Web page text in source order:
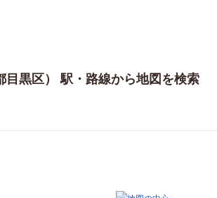
目黒区） 駅・路線から地図を検索